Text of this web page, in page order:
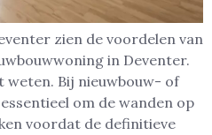
zien de voordelen van
in Deventer.
weten. Bij nieuwbouw- of
om de wanden op
voordat de definitieve